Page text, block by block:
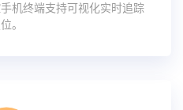
机终端支持可视化实时追踪
。